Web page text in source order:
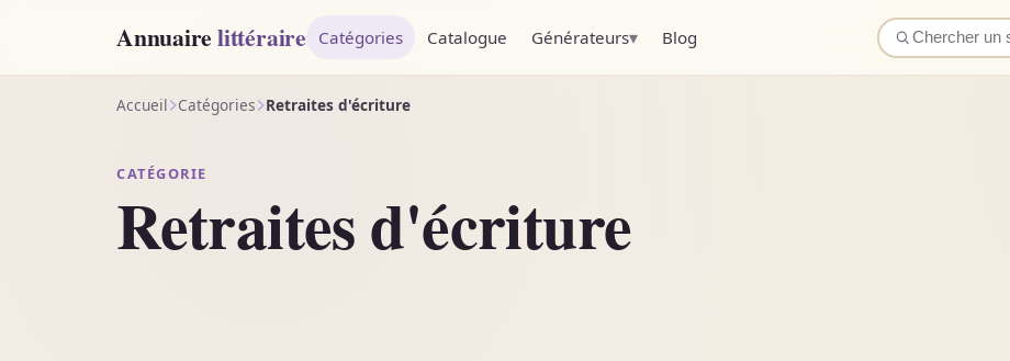
Annuairelittéraire Catégories Catalogue Générateurs▾ Blog
Accueil Catégories Retraites d'écriture
CATÉGORIE
Retraites d'écriture